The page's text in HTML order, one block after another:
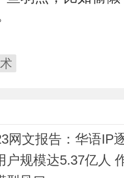
网文报告：华语IP
达5.37亿人 作家、作品